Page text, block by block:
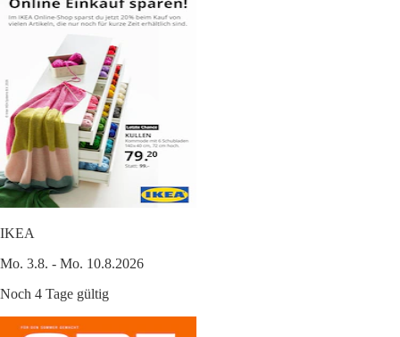
IKEA
Mo. 3.8. - Mo. 10.8.2026
Noch 4 Tage gültig